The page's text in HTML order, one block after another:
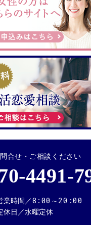
合せ・ご相談ください
4491-
業時間／8:00～20:00
休日／水曜定休